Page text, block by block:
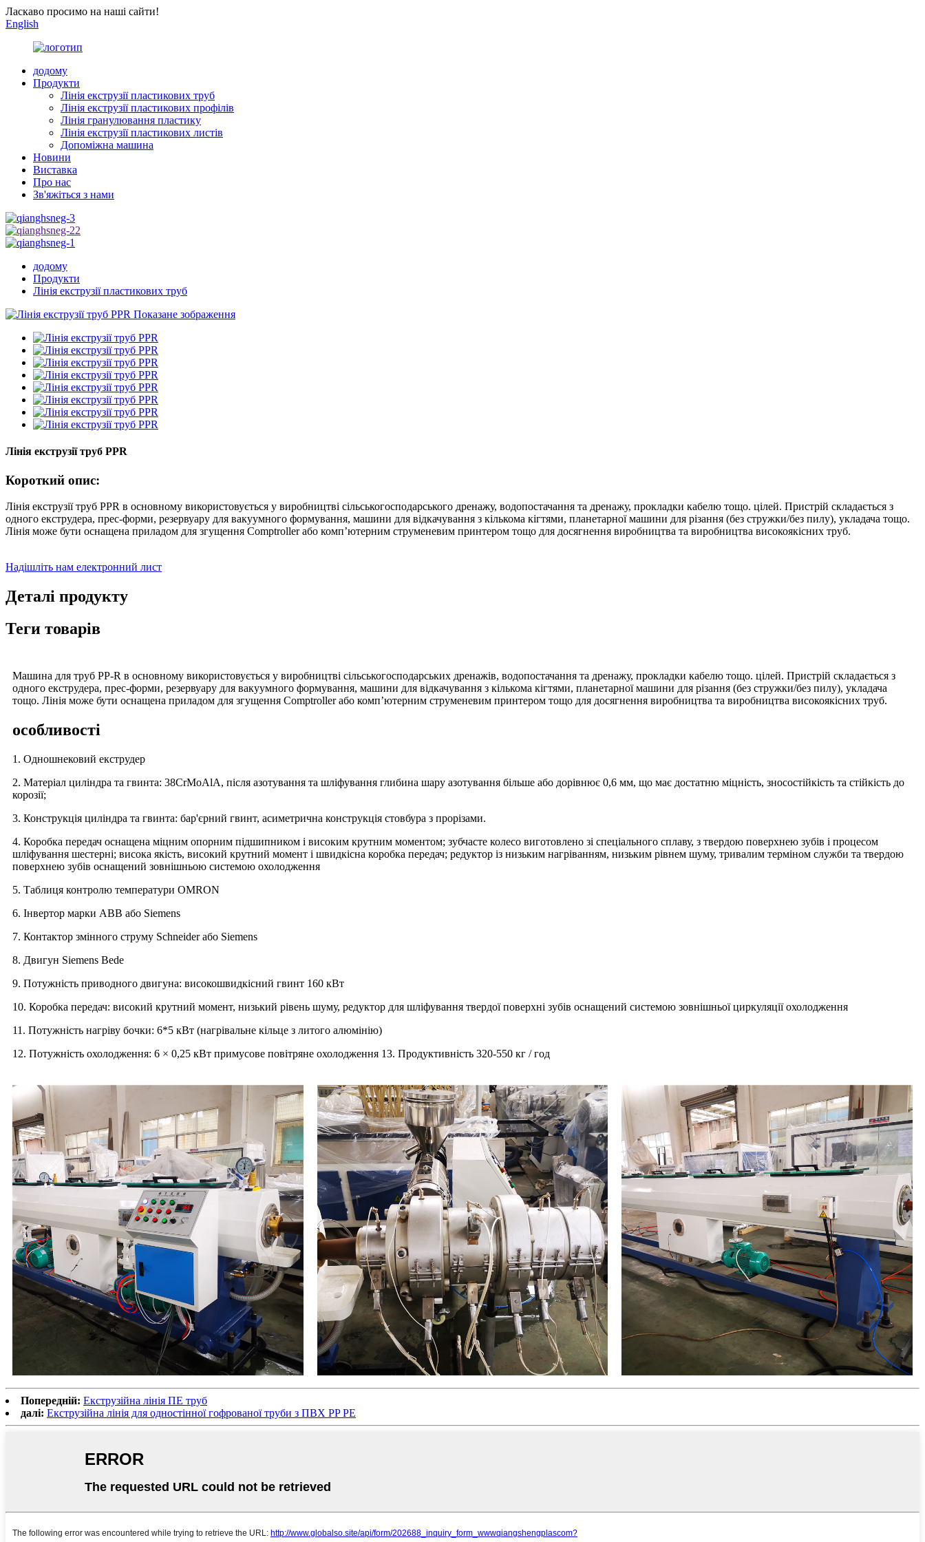
Ласкаво просимо на наші сайти!
English
додому
Продукти
Лінія екструзії пластикових труб
Лінія екструзії пластикових профілів
Лінія гранулювання пластику
Лінія екструзії пластикових листів
Допоміжна машина
Новини
Виставка
Про нас
Зв'яжіться з нами
додому
Продукти
Лінія екструзії пластикових труб
Лінія екструзії труб PPR
Короткий опис:
Лінія екструзії труб PPR в основному використовується у виробництві сільськогосподарського дренажу, водопостачання та дренажу, прокладки кабелю тощо. цілей. Пристрій складається з
одного екструдера, прес-форми, резервуару для вакуумного формування, машини для відкачування з кількома кігтями, планетарної машини для різання (без стружки/без пилу), укладача тощо.
Лінія може бути оснащена приладом для згущення Comptroller або комп’ютерним струменевим принтером тощо для досягнення виробництва та виробництва високоякісних труб.
Надішліть нам електронний лист
Деталі продукту
Теги товарів
Машина для труб PP-R в основному використовується у виробництві сільськогосподарських дренажів, водопостачання та дренажу, прокладки кабелю тощо. цілей. Пристрій складається з
одного екструдера, прес-форми, резервуару для вакуумного формування, машини для відкачування з кількома кігтями, планетарної машини для різання (без стружки/без пилу), укладача
тощо. Лінія може бути оснащена приладом для згущення Comptroller або комп’ютерним струменевим принтером тощо для досягнення виробництва та виробництва високоякісних труб.
особливості
1. Одношнековий екструдер
2. Матеріал циліндра та гвинта: 38CrMoAlA, після азотування та шліфування глибина шару азотування більше або дорівнює 0,6 мм, що має достатню міцність, зносостійкість та стійкість до
корозії;
3. Конструкція циліндра та гвинта: бар'єрний гвинт, асиметрична конструкція стовбура з прорізами.
4. Коробка передач оснащена міцним опорним підшипником і високим крутним моментом; зубчасте колесо виготовлено зі спеціального сплаву, з твердою поверхнею зубів і процесом
шліфування шестерні; висока якість, високий крутний момент і швидкісна коробка передач; редуктор із низьким нагріванням, низьким рівнем шуму, тривалим терміном служби та твердою
поверхнею зубів оснащений зовнішньою системою охолодження
5. Таблиця контролю температури OMRON
6. Інвертор марки ABB або Siemens
7. Контактор змінного струму Schneider або Siemens
8. Двигун Siemens Bede
9. Потужність приводного двигуна: високошвидкісний гвинт 160 кВт
10. Коробка передач: високий крутний момент, низький рівень шуму, редуктор для шліфування твердої поверхні зубів оснащений системою зовнішньої циркуляції охолодження
11. Потужність нагріву бочки: 6*5 кВт (нагрівальне кільце з литого алюмінію)
12. Потужність охолодження: 6 × 0,25 кВт примусове повітряне охолодження 13. Продуктивність 320-550 кг / год
Попередній: Екструзійна лінія ПЕ труб
далі: Екструзійна лінія для одностінної гофрованої труби з ПВХ PP PE